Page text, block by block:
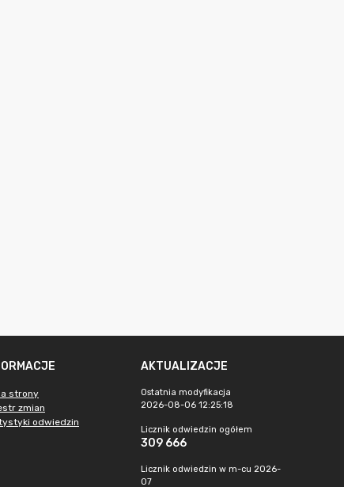
strony
zmian
odwiedzin
AKTUALIZACJE
Ostatnia modyfikacja
2026-08-06 12:25:18
Licznik odwiedzin ogółem
309 666
Licznik odwiedzin w m-cu 2026-
07